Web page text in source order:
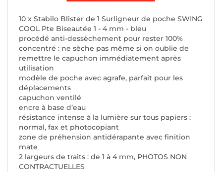
10 x Stabilo Blister de 1 Surligneur de poche SWING
COOL Pte Biseautée 1 - 4 mm - bleu
procédé anti-dessèchement pour rester 100%
concentré : ne sèche pas même si on oublie de
remettre le capuchon immédiatement après
utilisation
modèle de poche avec agrafe, parfait pour les
déplacements
capuchon ventilé
encre à base d’eau
résistance intense à la lumière sur tous papiers :
normal, fax et photocopiant
zone de préhension antidérapante avec finition
mate
2 largeurs de traits : de 1 à 4 mm, PHOTOS NON
CONTRACTUELLES